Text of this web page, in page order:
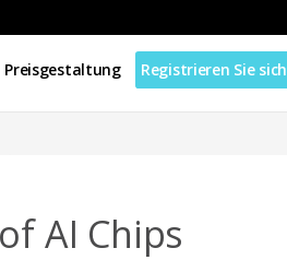
Preisgestaltung Registrieren Sie sich
AI Chips